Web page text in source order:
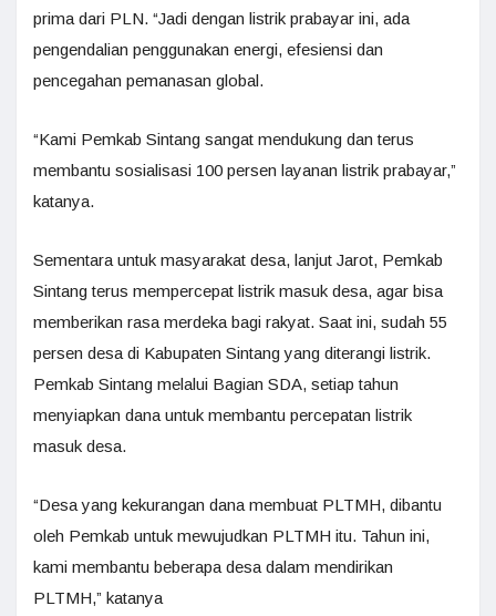
prima dari PLN. “Jadi dengan listrik prabayar ini, ada
pengendalian penggunakan energi, efesiensi dan
pencegahan pemanasan global.
“Kami Pemkab Sintang sangat mendukung dan terus
membantu sosialisasi 100 persen layanan listrik prabayar,”
katanya.
Sementara untuk masyarakat desa, lanjut Jarot, Pemkab
Sintang terus mempercepat listrik masuk desa, agar bisa
memberikan rasa merdeka bagi rakyat. Saat ini, sudah 55
persen desa di Kabupaten Sintang yang diterangi listrik.
Pemkab Sintang melalui Bagian SDA, setiap tahun
menyiapkan dana untuk membantu percepatan listrik
masuk desa.
“Desa yang kekurangan dana membuat PLTMH, dibantu
oleh Pemkab untuk mewujudkan PLTMH itu. Tahun ini,
kami membantu beberapa desa dalam mendirikan
PLTMH,” katanya